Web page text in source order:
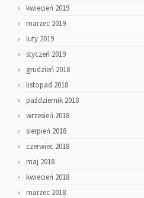
kwiecień 2019
marzec 2019
luty 2019
styczeń 2019
grudzień 2018
listopad 2018
październik 2018
wrzesień 2018
sierpień 2018
czerwiec 2018
maj 2018
kwiecień 2018
marzec 2018